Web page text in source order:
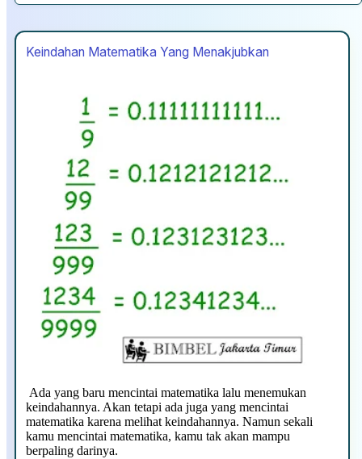
Keindahan Matematika Yang Menakjubkan
Ada yang baru mencintai matematika lalu menemukan
keindahannya. Akan tetapi ada juga yang mencintai
matematika karena melihat keindahannya. Namun sekali
kamu mencintai matematika, kamu tak akan mampu
berpaling darinya.